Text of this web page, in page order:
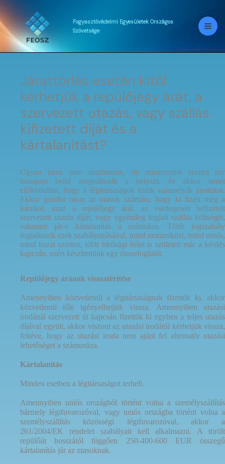
Skip
to
content
Fogyasztóvédelmi Egyesületek Országos
Szövetsége
Járattörlés esetén kitől
kérhetjük a repülőjegy árát, a
szervezett utazás, vagy szállás
kifizetett díját és a
kártalanítást?
Ugyan most nem utazhatunk, de reményeink szerint pár
hónapon belül megváltozik a helyzet, és akkor ismét
előfordulhat, hogy a légitársaságok törlik valamelyik járatukat.
Ekkor gondot okoz az utasok számára, hogy ki fizeti meg a
kárukat, azaz a repülőjegy árát, az esetlegesen befizetett
szervezett utazás díját, vagy egyénileg foglalt szállás költségét,
valamint jár-e kártalanítás a számukra. Több jogszabály
foglalkozik ezek szabályozásával, mind nemzetközi, mind uniós,
mind hazai szinten, több bírósági ítélet is született már a kérdés
kapcsán, ezért készítettünk egy összefoglalót.
Repülőjegy árának visszatérítése
Amennyiben közvetlenül a légitársaságnak fizettük ki, akkor
közvetlenül tőle igényelhetjük vissza. Amennyiben utazási
irodánál szervezett út kapcsán fizettük ki egyben a teljes utazás
díjával együtt, akkor viszont az utazási irodától kérhetjük vissza,
feltéve, hogy az utazási iroda nem ajánl fel alternatív utazási
lehetőséget a számunkra.
Kártalanítás
Minden esetben a légitársaságot terheli.
Amennyiben uniós országból történt volna a személyszállítás
bármely légifuvarozóval, vagy uniós országba történt volna a
személyszállítás közösségi légifuvarozóval, akkor a
261/2004/EK rendelet szabályait kell alkalmazni. A törölt
repülőút hosszától függően 250-400-600 EUR összegű
kártalanítás jár az utasoknak.